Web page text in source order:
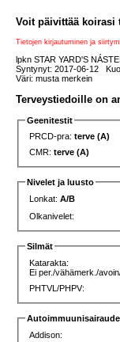
Voit päivittää koirasi
Tietojen kirjautuminen ja
lpkn STAR YARD'S
Syntynyt: 2017-06-12
Väri: musta merkein
Terveystiedoille on
Geenitestit
PRCD-pra:terve (A)
CMR:terve (A)
Nivelet ja luusto
Lonkat:A/B
Olkanivelet:
Silmät
Katarakta:
Ei per./vähämerk./
PHTVL/PHPV:
Addison: